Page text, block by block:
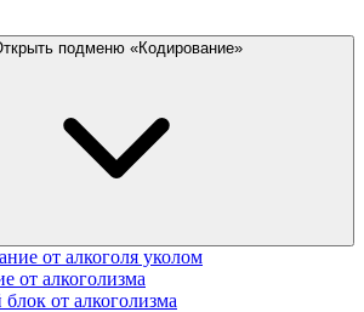
подменю «Кодирование»
от алкоголя уколом
от алкоголизма
от алкоголизма